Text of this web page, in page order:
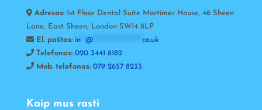
Adresas:1st Floor Dental Suite Mortimer House, 46 Sheen
Lane, East Sheen, London SW14 8LP
El. paštas: in** @********************* co.uk
Telefonas: 020 3441 8182
Mob. telefonas: 079 2657 8233
Kaip mus rasti